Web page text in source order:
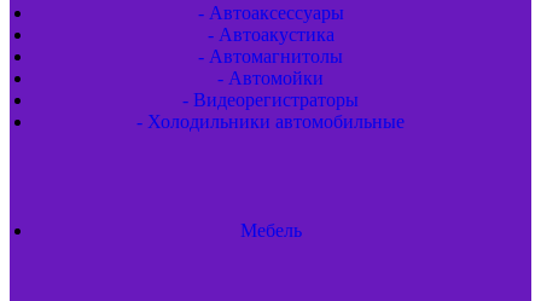
- Автоаксессуары
- Автоакустика
- Автомагнитолы
- Автомойки
- Видеорегистраторы
- Холодильники автомобильные
Мебель